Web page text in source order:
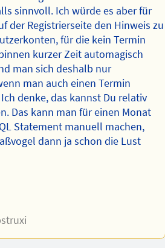
sinnvoll. Ich würde es aber für
der Registrierseite den Hinweis zu
für die kein Termin
kurzer Zeit automagisch
man sich deshalb nur
man auch einen Termin
denke, das kannst Du relativ
Das kann man für einen Monat
Statement manuell machen,
dann ja schon die Lust